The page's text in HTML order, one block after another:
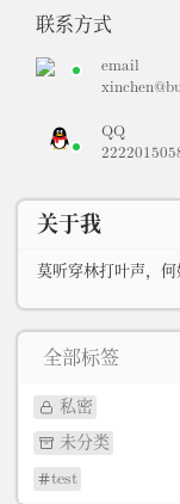
联系方式
email
QQ
关于我
莫听穿林打叶声，何
全部标签
私密
未分类
test